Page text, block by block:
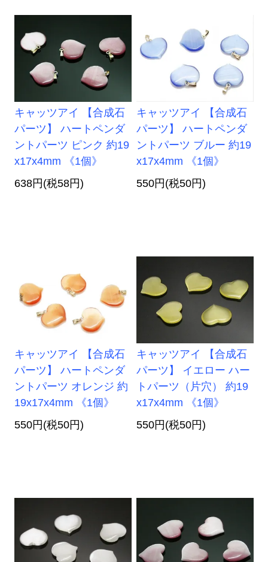
キャッツアイ 【合成石
パーツ】 ハートペンダ
ントパーツ ピンク 約19
x17x4mm 《1個》
638円(税58円)
キャッツアイ 【合成石
パーツ】 ハートペンダ
ントパーツ ブルー 約19
x17x4mm 《1個》
550円(税50円)
キャッツアイ 【合成石
パーツ】 ハートペンダ
ントパーツ オレンジ 約
19x17x4mm 《1個》
550円(税50円)
キャッツアイ 【合成石
パーツ】 イエロー ハー
トパーツ（片穴） 約19
x17x4mm 《1個》
550円(税50円)